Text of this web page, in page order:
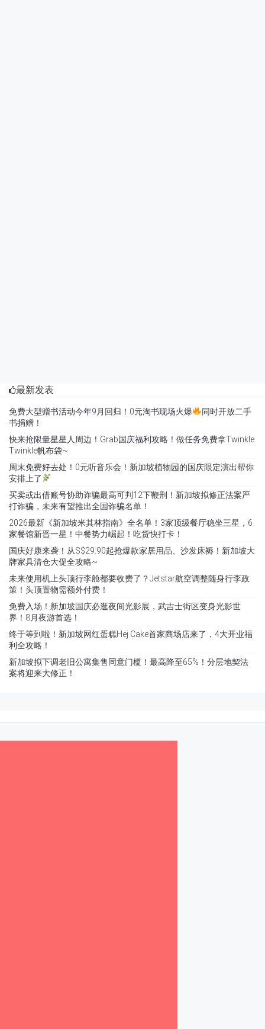
最新发表
免费大型赠书活动今年9月回归！0元淘书现场火爆
同时开放二手
书捐赠！
快来抢限量星星人周边！Grab国庆福利攻略！做任务免费拿Twinkle
Twinkle帆布袋~
周末免费好去处！0元听音乐会！新加坡植物园的国庆限定演出帮你
安排上了
买卖或出借账号协助诈骗最高可判12下鞭刑！新加坡拟修正法案严
打诈骗，未来有望推出全国诈骗名单！
2026最新《新加坡米其林指南》全名单！3家顶级餐厅稳坐三星，6
家餐馆新晋一星！中餐势力崛起！吃货快打卡！
国庆好康来袭！从S$29.90起抢爆款家居用品、沙发床褥！新加坡大
牌家具清仓大促全攻略~
未来使用机上头顶行李舱都要收费了？Jetstar航空调整随身行李政
策！头顶置物需额外付费！
免费入场！新加坡国庆必逛夜间光影展，武吉士街区变身光影世
界！8月夜游首选！
终于等到啦！新加坡网红蛋糕Hej Cake首家商场店来了，4大开业福
利全攻略！
新加坡拟下调老旧公寓集售同意门槛！最高降至65%！分层地契法
案将迎来大修正！